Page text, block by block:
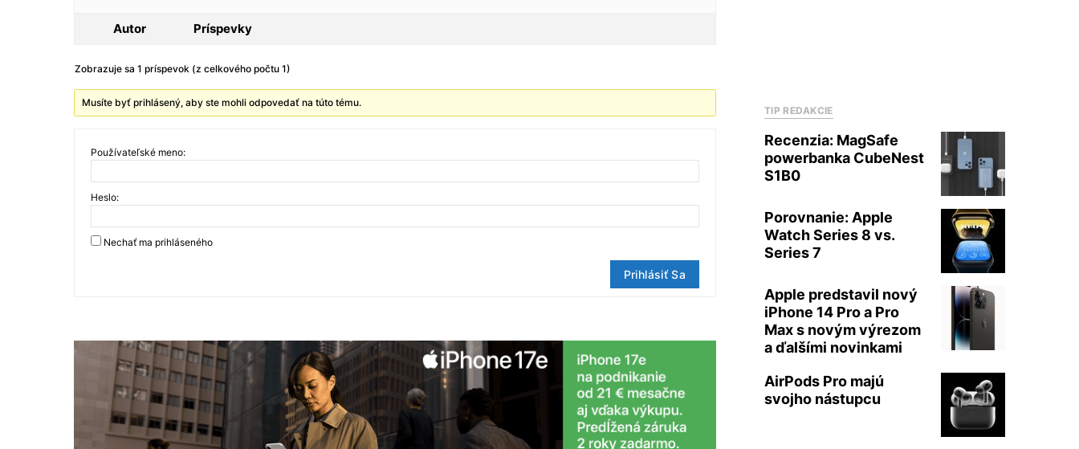
Autor Príspevky
Zobrazuje sa 1 príspevok (z celkového počtu 1)
Musíte byť prihlásený, aby ste mohli odpovedať na túto tému.
Používateľské meno:
Heslo:
Nechať ma prihláseného
Prihlásiť Sa
TIP REDAKCIE
Recenzia: MagSafe
powerbanka CubeNest
S1B0
Porovnanie: Apple
Watch Series 8 vs.
Series 7
Apple predstavil nový
iPhone 14 Pro a Pro
Max s novým výrezom
a ďalšími novinkami
AirPods Pro majú
svojho nástupcu